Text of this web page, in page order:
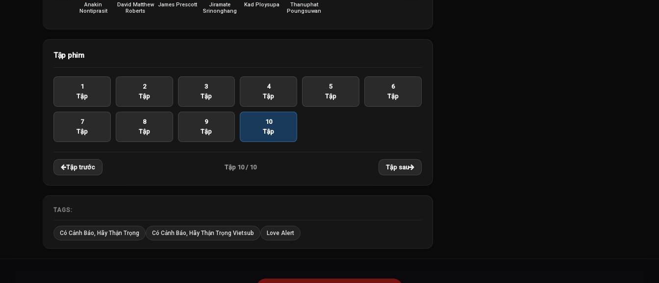
Anakin
Nontiprasit
David Matthew
Roberts
James Prescott
Jiramate
Srinonghang
Kad Ploysupa
Thanuphat
Poungsuwan
Tập phim
1
Tập
2
Tập
3
Tập
4
Tập
5
Tập
6
Tập
7
Tập
8
Tập
9
Tập
10
Tập
Tập trước Tập 10 / 10 Tập sau
TAGS:
Có Cảnh Báo, Hãy Thận Trọng Có Cảnh Báo, Hãy Thận Trọng Vietsub Love Alert